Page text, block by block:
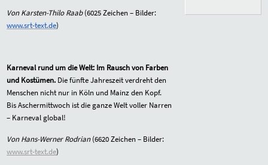
Von Karsten-Thilo Raab(6025Zeichen – Bilder:
www.srt-text.de)
Karneval rund um die Welt: Im Rausch von Farben
und Kostümen. Die fünfte Jahreszeit verdreht den
Menschen nicht nur in Köln und Mainz den Kopf.
Bis Aschermittwoch ist die ganze Welt voller Narren
– Karneval global!
Von Hans-Werner Rodrian(6620Zeichen – Bilder:
www.srt-text.de)